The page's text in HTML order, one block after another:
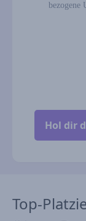
bezogene
Top-